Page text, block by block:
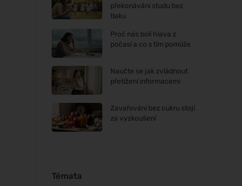
překonávání studu bez
tlaku
Proč nás bolí hlava z
počasí a co s tím pomůže
Naučte se jak zvládnout
přetížení informacemi
Zavařování bez cukru stojí
za vyzkoušení
Témata